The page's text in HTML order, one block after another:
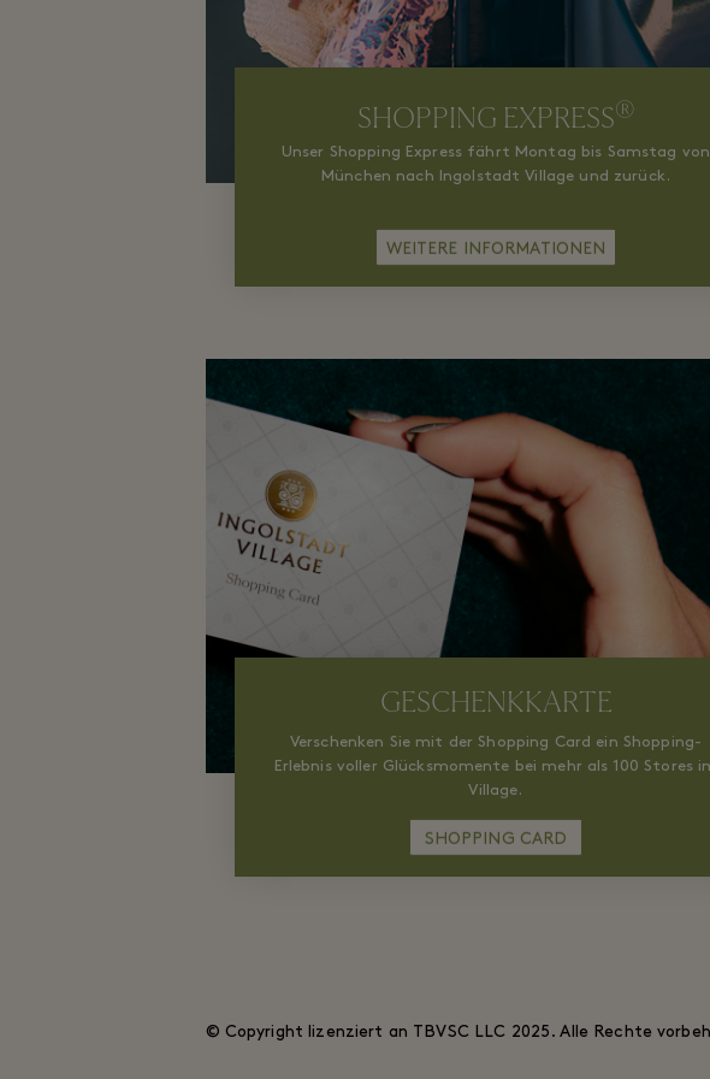
SHOPPING EXPRESS®
Unser Shopping Express fährt Montag bis Samstag von
München nach Ingolstadt Village und zurück.
WEITERE INFORMATIONEN
GESCHENKKARTE
Verschenken Sie mit der Shopping Card ein Shopping-
Erlebnis voller Glücksmomente bei mehr als 100 Stores
Village.
SHOPPING CARD
© Copyright lizenziert an TBVSC LLC 2025. Alle Rechte